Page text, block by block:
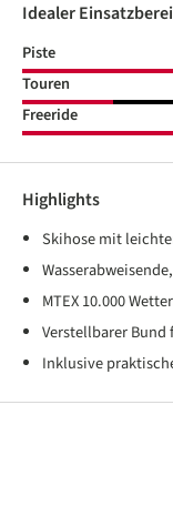
Idealer
Piste
Touren
Freeride
Highlights
Skihose mit
MTEX 10.000
Verstellbarer Bund
Inklusive